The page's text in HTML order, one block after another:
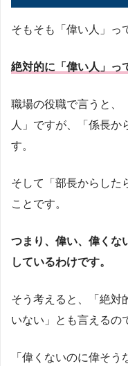
そもそも「偉い人」っ
絶対的に「偉い人」っ
職場の役職で言うと、
人」ですが、「係長か
す。
そして「部長からした
ことです。
つまり、偉い、偉くな
しているわけです。
そう考えると、「絶対
いない」とも言えるの
「偉くないのに偉そ